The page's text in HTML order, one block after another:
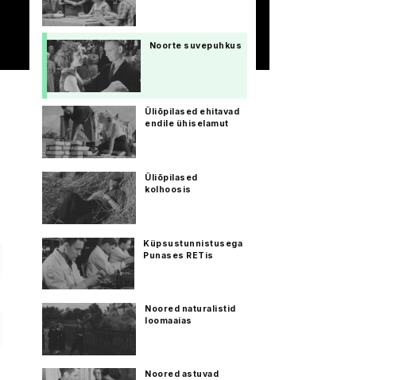
Noorte suvepuhkus
Üliõpilased ehitavad
endile ühiselamut
Üliõpilased
kolhoosis
Küpsustunnistusega
Punases RETis
Noored naturalistid
loomaaias
Noored astuvad